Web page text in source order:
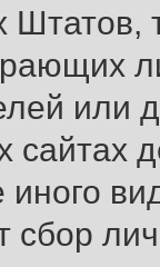
Штатов,
или
сайтах
сбор